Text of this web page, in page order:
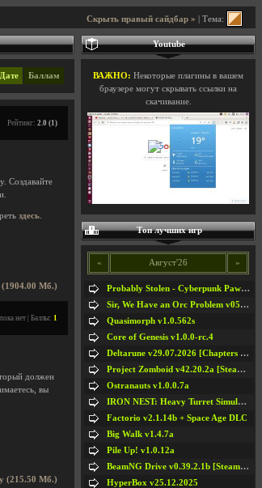
Скрыть правый сайдбар » | Тема:
Дате Баллам
Рейтинг: 2.0 (1)
Создавайте
здесь
(1904.00 Мб.)
нет | Баллы: 1
должен
вы
(215.50 Мб.)
Youtube
ВАЖНО: Некоторые плагины в вашем
браузере могут скрывать ссылки на
скачивание.
Топ лучших игр
« Август'26 »
Probably Stolen - Cyberpunk Pawnshop Simulator v048c [Playtest]
Sir, We Have an Orc Problem v05.08.2026
Quasimorph v1.0.562s
Core of Genesis v1.0.0-rc.4
Deltarune v29.07.2026 [Chapters 1-5] / + RUS [Chapters 1-5]
Project Zomboid v42.20.2a [Steam Early Access]
Ostranauts v1.0.0.7a
IRON NEST: Heavy Turret Simulator v1.0a
Factorio v2.1.14b + Space Age DLC
Big Walk v1.4.7a
Pile Up! v1.0.12a
BeamNG Drive v0.39.2.1b [Steam Early Access]
HyperBox v25.12.2025